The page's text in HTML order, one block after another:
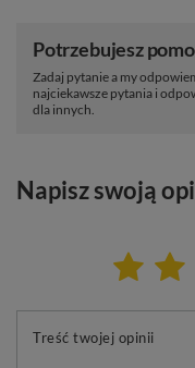
Potrzebujesz
Zadaj pytanie a my
najciekawsze pytania i
dla innych.
Napisz swoją
Treść twojej opinii